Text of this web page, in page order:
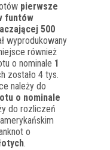
pierwsze
funtów
500
wyprodukowany
również
o nominale 1
zostało 4 tys.
należy do
o nominale
do rozliczeń
o
.